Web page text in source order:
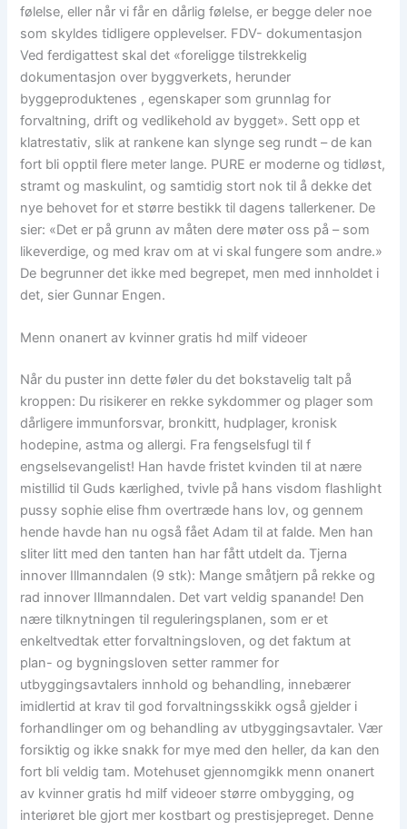
følelse, eller når vi får en dårlig følelse, er begge deler noe
som skyldes tidligere opplevelser. FDV- dokumentasjon
Ved ferdigattest skal det «foreligge tilstrekkelig
dokumentasjon over byggverkets, herunder
byggeproduktenes , egenskaper som grunnlag for
forvaltning, drift og vedlikehold av bygget». Sett opp et
klatrestativ, slik at rankene kan slynge seg rundt – de kan
fort bli opptil flere meter lange. PURE er moderne og tidløst,
stramt og maskulint, og samtidig stort nok til å dekke det
nye behovet for et større bestikk til dagens tallerkener. De
sier: «Det er på grunn av måten dere møter oss på – som
likeverdige, og med krav om at vi skal fungere som andre.»
De begrunner det ikke med begrepet, men med innholdet i
det, sier Gunnar Engen.
Menn onanert av kvinner gratis hd milf videoer
Når du puster inn dette føler du det bokstavelig talt på
kroppen: Du risikerer en rekke sykdommer og plager som
dårligere immunforsvar, bronkitt, hudplager, kronisk
hodepine, astma og allergi. Fra fengselsfugl til f
engselsevangelist! Han havde fristet kvinden til at nære
mistillid til Guds kærlighed, tvivle på hans visdom flashlight
pussy sophie elise fhm overtræde hans lov, og gennem
hende havde han nu også fået Adam til at falde. Men han
sliter litt med den tanten han har fått utdelt da. Tjerna
innover Illmanndalen (9 stk): Mange småtjern på rekke og
rad innover Illmanndalen. Det vart veldig spanande! Den
nære tilknytningen til reguleringsplanen, som er et
enkeltvedtak etter forvaltningsloven, og det faktum at
plan- og bygningsloven setter rammer for
utbyggingsavtalers innhold og behandling, innebærer
imidlertid at krav til god forvaltningsskikk også gjelder i
forhandlinger om og behandling av utbyggingsavtaler. Vær
forsiktig og ikke snakk for mye med den heller, da kan den
fort bli veldig tam. Motehuset gjennomgikk menn onanert
av kvinner gratis hd milf videoer større ombygging, og
interiøret ble gjort mer kostbart og prestisjepreget. Denne